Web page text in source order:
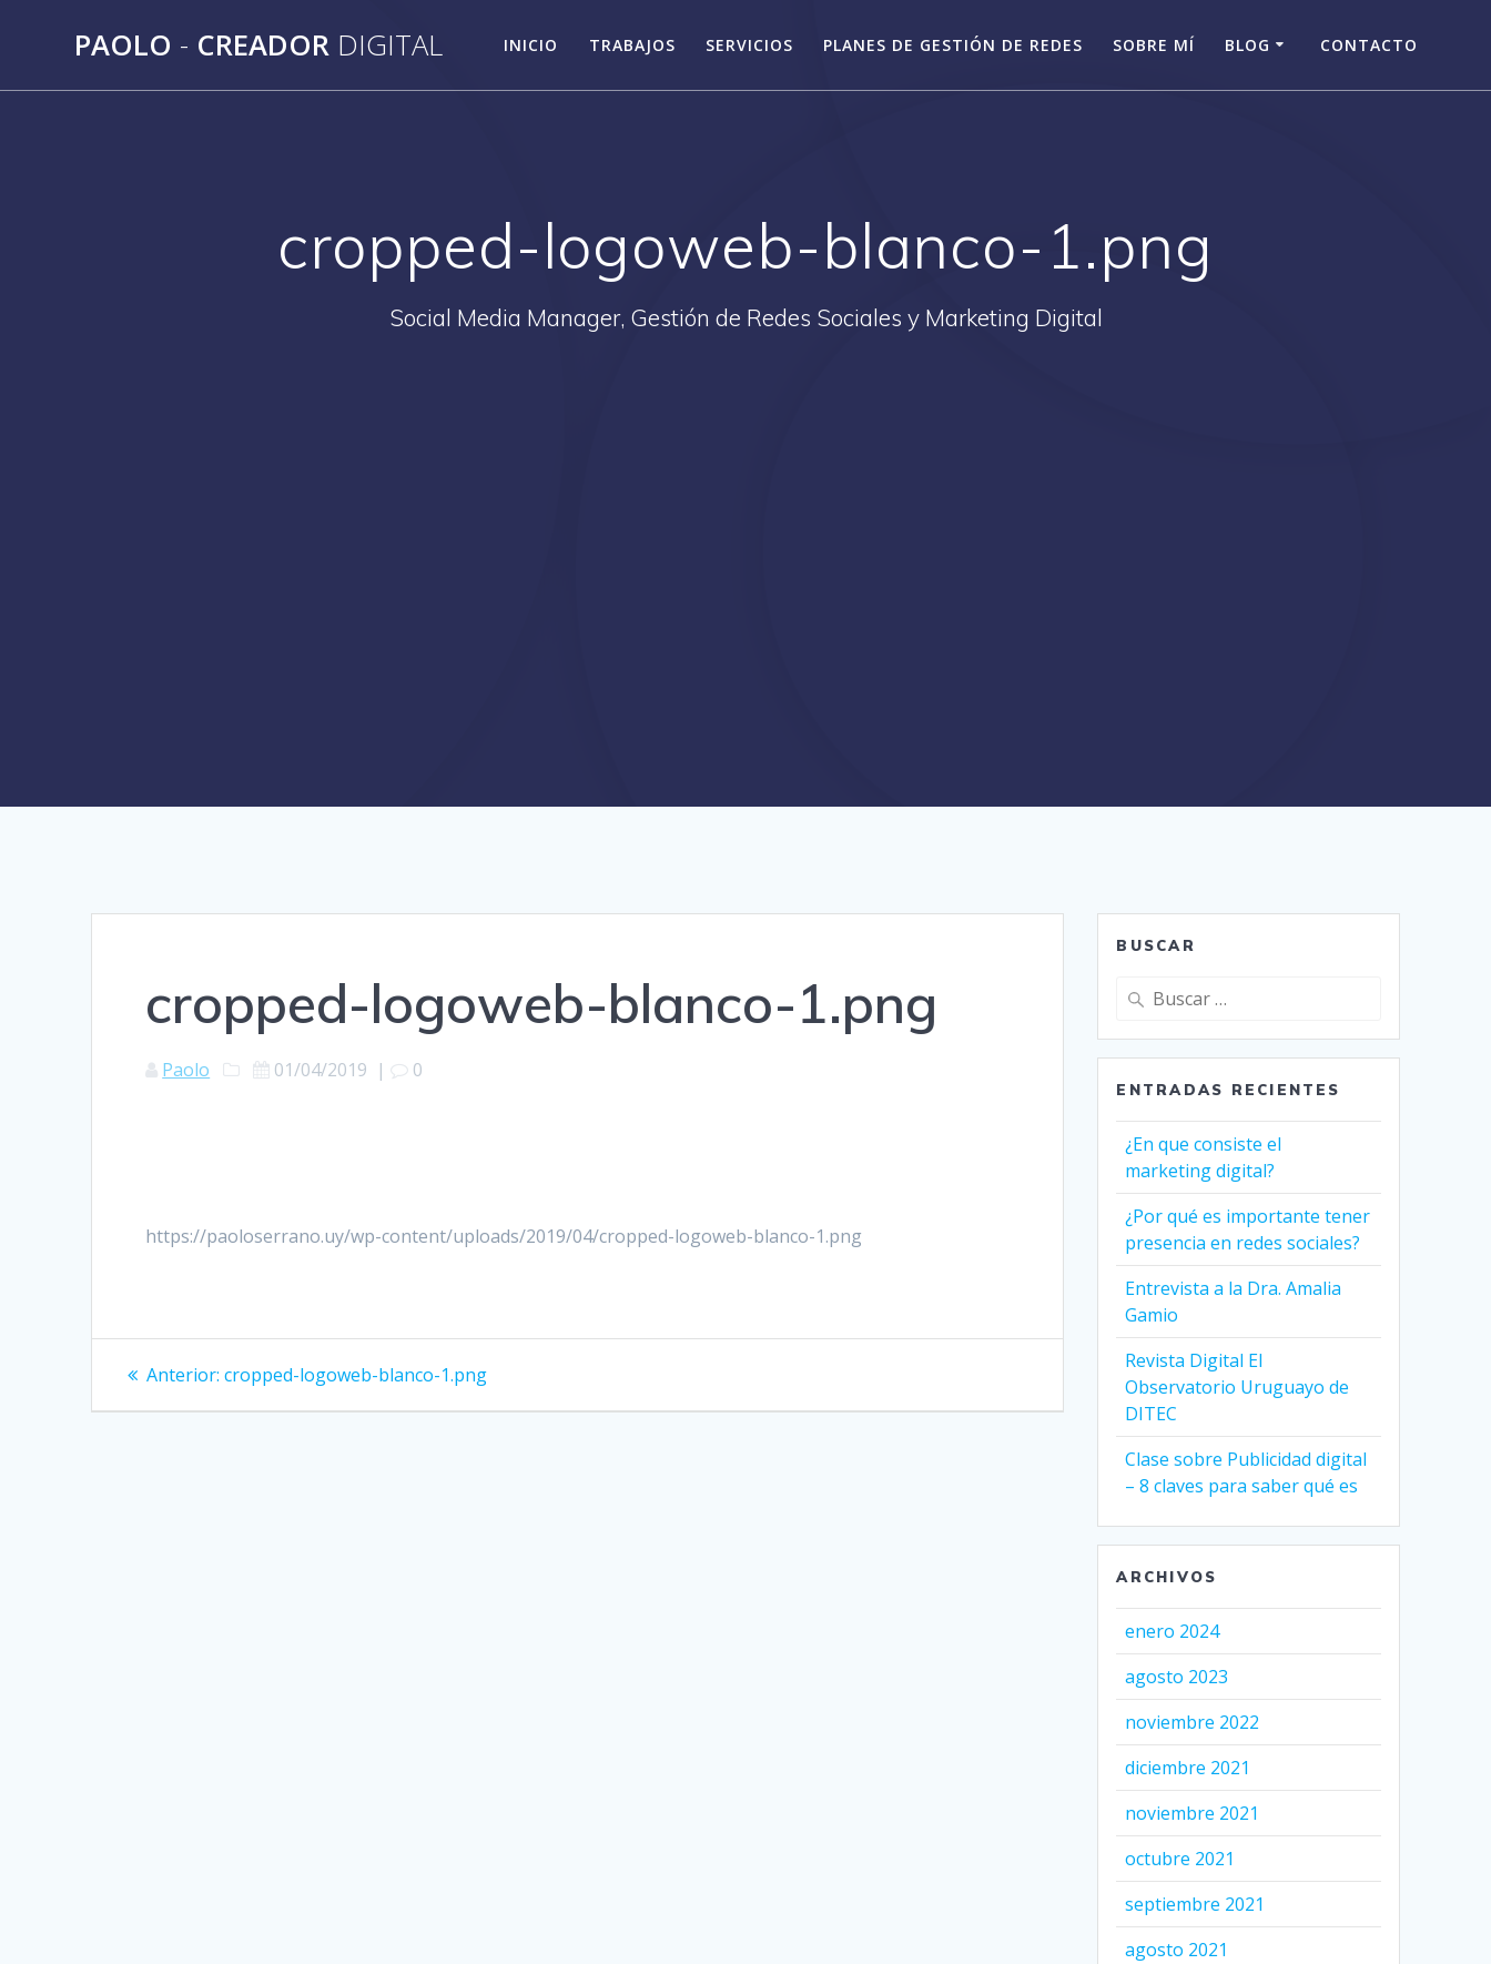
PAOLO - CREADOR DIGITAL INICIO TRABAJOS SERVICIOS PLANES DE GESTIÓN DE REDES SOBRE MÍ BLOG CONTACTO
cropped-logoweb-blanco-1.png
Social Media Manager, Gestión de Redes Sociales y Marketing Digital
cropped-logoweb-blanco-1.png
Paolo 01/04/2019 | 0
https://paoloserrano.uy/wp-content/uploads/2019/04/cropped-logoweb-blanco-1.png
Navegación
de
Anterior: Entrada
cropped-logoweb-blanco-1.png
BUSCAR
Buscar:
ENTRADAS RECIENTES
¿En que consiste el
marketing digital?
¿Por qué es importante tener
presencia en redes sociales?
Entrevista a la Dra. Amalia
Gamio
Revista Digital El
Observatorio Uruguayo de
DITEC
Clase sobre Publicidad digital
– 8 claves para saber qué es
ARCHIVOS
enero 2024
agosto 2023
noviembre 2022
diciembre 2021
noviembre 2021
octubre 2021
septiembre 2021
agosto 2021